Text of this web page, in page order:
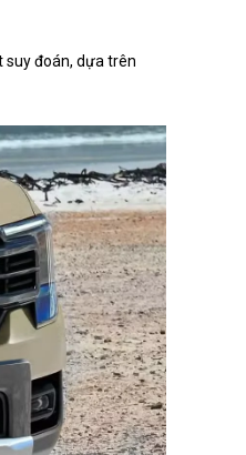
suy đoán, dựa trên